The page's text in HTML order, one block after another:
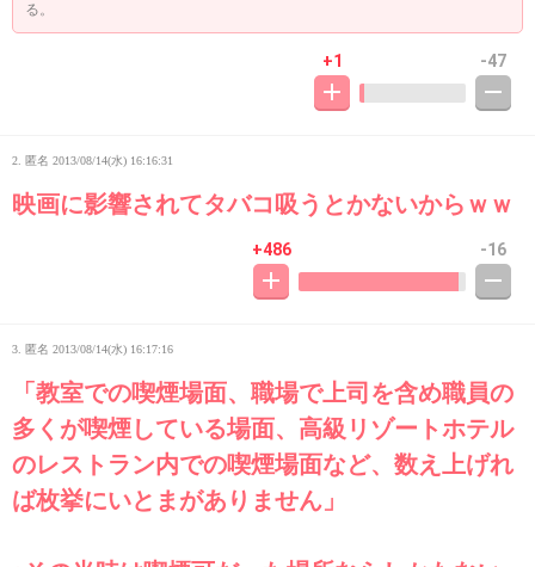
る。
+1 -47
2. 匿名 2013/08/14(水) 16:16:31
映画に影響されてタバコ吸うとかないからｗｗ
+486 -16
3. 匿名 2013/08/14(水) 16:17:16
「教室での喫煙場面、職場で上司を含め職員の
多くが喫煙している場面、高級リゾートホテル
のレストラン内での喫煙場面など、数え上げれ
ば枚挙にいとまがありません」